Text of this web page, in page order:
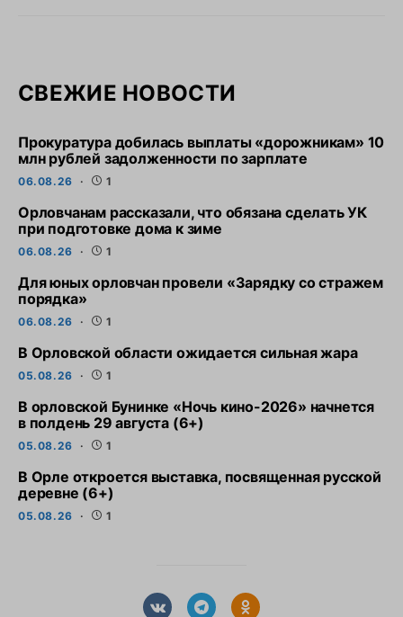
СВЕЖИЕ НОВОСТИ
Прокуратура добилась выплаты «дорожникам» 10
млн рублей задолженности по зарплате
06.08.26 1
Орловчанам рассказали, что обязана сделать УК
при подготовке дома к зиме
06.08.26 1
Для юных орловчан провели «Зарядку со стражем
порядка»
06.08.26 1
В Орловской области ожидается сильная жара
05.08.26 1
В орловской Бунинке «Ночь кино-2026» начнется
в полдень 29 августа (6+)
05.08.26 1
В Орле откроется выставка, посвященная русской
деревне (6+)
05.08.26 1